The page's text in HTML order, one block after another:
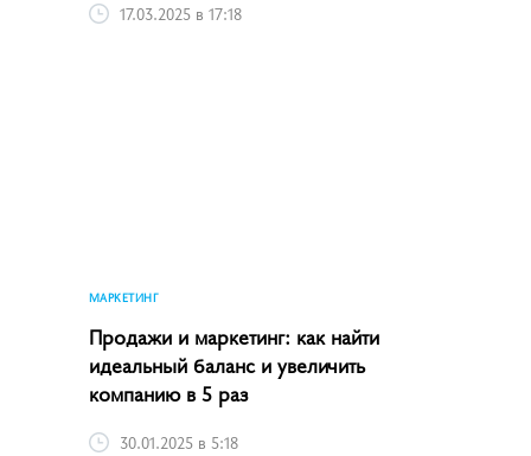
17.03.2025 в 17:18
МАРКЕТИНГ
Продажи и маркетинг: как найти
идеальный баланс и увеличить
компанию в 5 раз
30.01.2025 в 5:18